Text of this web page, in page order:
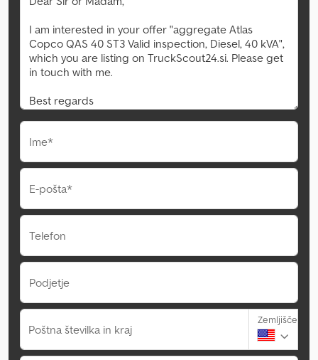
Ime*
E-pošta*
Telefon
Podjetje
Poštna številka in kraj
Zemljišče